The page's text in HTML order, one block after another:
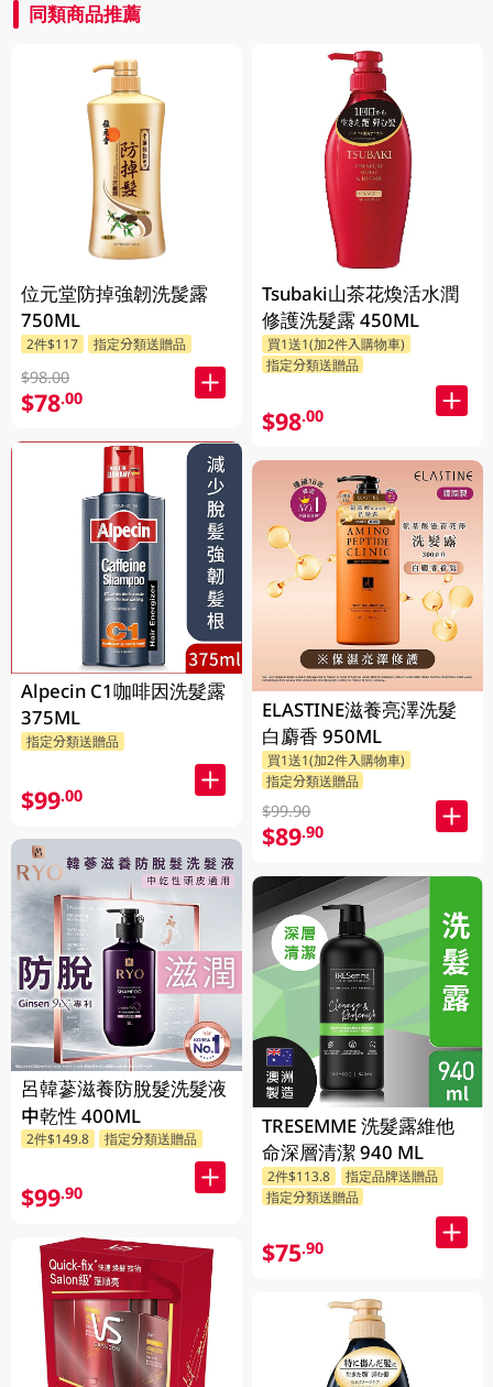
同類商品推薦
位元堂防掉強韌洗髲露
750ML
2件$117 指定分類送贈品
$98.00
$78.00
Alpecin C1咖啡因洗髮露
375ML
指定分類送贈品
$99.00
呂韓蔘滋養防脫髮洗髮液
中乾性 400ML
2件$149.8 指定分類送贈品
$99.90
Tsubaki山茶花煥活水潤
修護洗髮露 450ML
買1送1(加2件入購物車)
指定分類送贈品
$98.00
ELASTINE滋養亮澤洗髮
白麝香 950ML
買1送1(加2件入購物車)
指定分類送贈品
$99.90
$89.90
TRESEMME 洗髮露維他
命深層清潔 940 ML
2件$113.8
指定品牌送贈品
指定分類送贈品
$75.90